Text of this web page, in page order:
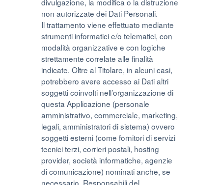
non autorizzate dei Dati Personali.
Il trattamento viene effettuato mediante
strumenti informatici e/o telematici, con
modalità organizzative e con logiche
strettamente correlate alle finalità
indicate. Oltre al Titolare, in alcuni casi,
potrebbero avere accesso ai Dati altri
soggetti coinvolti nell’organizzazione di
questa Applicazione (personale
amministrativo, commerciale, marketing,
legali, amministratori di sistema) ovvero
soggetti esterni (come fornitori di servizi
tecnici terzi, corrieri postali, hosting
provider, società informatiche, agenzie
di comunicazione) nominati anche, se
necessario, Responsabili del